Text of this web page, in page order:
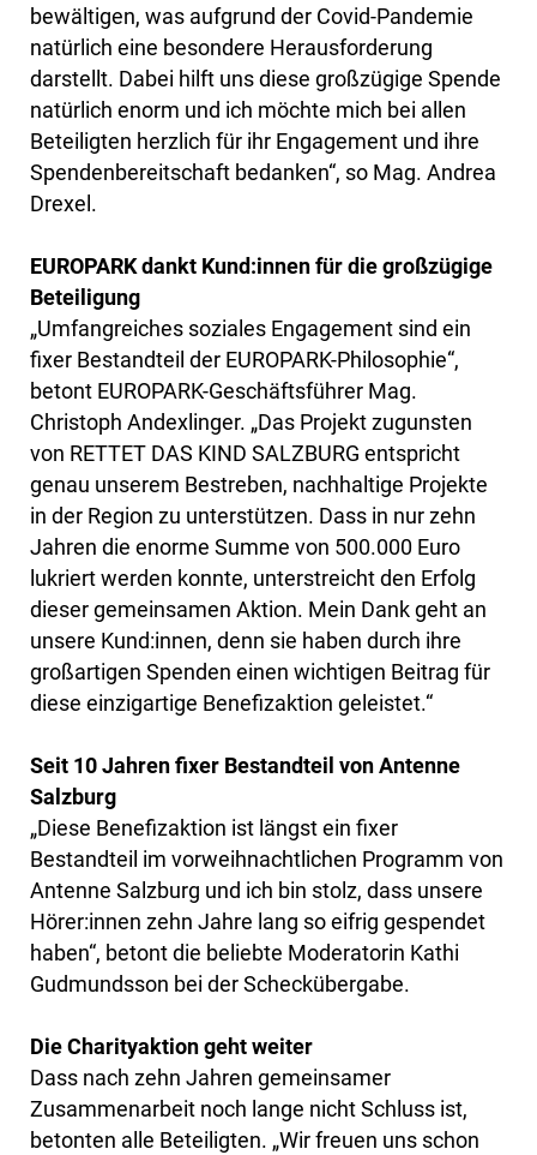
bewältigen, was aufgrund der Covid-Pandemie
natürlich eine besondere Herausforderung
darstellt. Dabei hilft uns diese großzügige Spende
natürlich enorm und ich möchte mich bei allen
Beteiligten herzlich für ihr Engagement und ihre
Spendenbereitschaft bedanken“, so Mag. Andrea
Drexel.
EUROPARK dankt Kund:innen für die großzügige
Beteiligung
„Umfangreiches soziales Engagement sind ein
fixer Bestandteil der EUROPARK-Philosophie“,
betont EUROPARK-Geschäftsführer Mag.
Christoph Andexlinger. „Das Projekt zugunsten
von RETTET DAS KIND SALZBURG entspricht
genau unserem Bestreben, nachhaltige Projekte
in der Region zu unterstützen. Dass in nur zehn
Jahren die enorme Summe von 500.000 Euro
lukriert werden konnte, unterstreicht den Erfolg
dieser gemeinsamen Aktion. Mein Dank geht an
unsere Kund:innen, denn sie haben durch ihre
großartigen Spenden einen wichtigen Beitrag für
diese einzigartige Benefizaktion geleistet.“
Seit 10 Jahren fixer Bestandteil von Antenne
Salzburg
„Diese Benefizaktion ist längst ein fixer
Bestandteil im vorweihnachtlichen Programm von
Antenne Salzburg und ich bin stolz, dass unsere
Hörer:innen zehn Jahre lang so eifrig gespendet
haben“, betont die beliebte Moderatorin Kathi
Gudmundsson bei der Scheckübergabe.
Die Charityaktion geht weiter
Dass nach zehn Jahren gemeinsamer
Zusammenarbeit noch lange nicht Schluss ist,
betonten alle Beteiligten. „Wir freuen uns schon